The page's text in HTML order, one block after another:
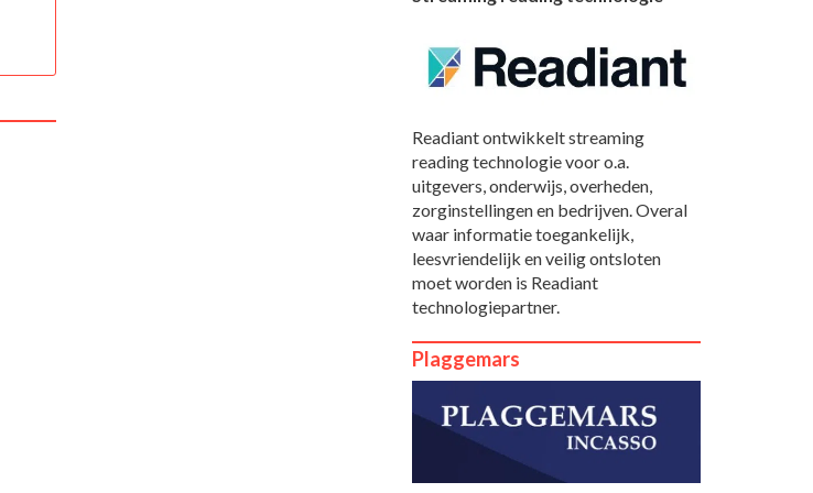
Readiant ontwikkelt streaming
reading technologie voor o.a.
uitgevers, onderwijs, overheden,
zorginstellingen en bedrijven. Overal
waar informatie toegankelijk,
leesvriendelijk en veilig ontsloten
moet worden is Readiant
technologiepartner.
Plaggemars